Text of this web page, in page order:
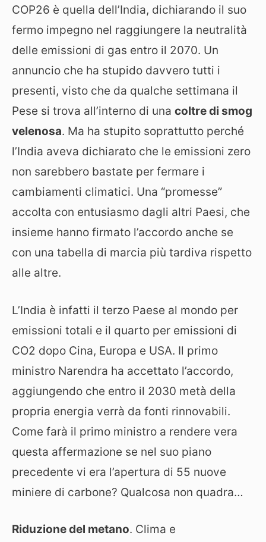
COP26 è quella dell’India, dichiarando il suo
fermo impegno nel raggiungere la neutralità
delle emissioni di gas entro il 2070. Un
annuncio che ha stupido davvero tutti i
presenti, visto che da qualche settimana il
Pese si trova all’interno di una coltre di smog
velenosa. Ma ha stupito soprattutto perché
l’India aveva dichiarato che le emissioni zero
non sarebbero bastate per fermare i
cambiamenti climatici. Una “promesse”
accolta con entusiasmo dagli altri Paesi, che
insieme hanno firmato l’accordo anche se
con una tabella di marcia più tardiva rispetto
alle altre.
L’India è infatti il terzo Paese al mondo per
emissioni totali e il quarto per emissioni di
CO2 dopo Cina, Europa e USA. Il primo
ministro Narendra ha accettato l’accordo,
aggiungendo che entro il 2030 metà della
propria energia verrà da fonti rinnovabili.
Come farà il primo ministro a rendere vera
questa affermazione se nel suo piano
precedente vi era l’apertura di 55 nuove
miniere di carbone? Qualcosa non quadra…
Riduzione del metano. Clima e